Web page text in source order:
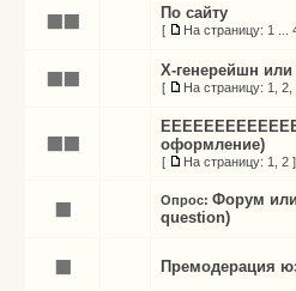
По сайту
[ На страницу: 1
X-генерейшн
[ На страницу: 1 2
оформление)
[ На страницу: 1 2 ]
Опрос: Форум
question)
Премодерация